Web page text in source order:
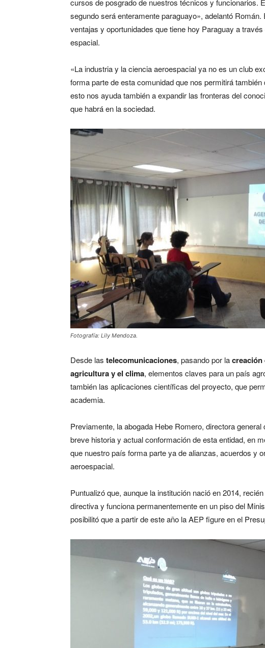
cursos de posgrado de nuestros técnicos y funcionarios.
segundo será enteramente paraguayo», adelantó
ventajas y oportunidades que tiene hoy Paraguay a
espacial.
«La industria y la ciencia aeroespacial ya no es un club
forma parte de esta comunidad que nos permitirá
esto nos ayuda también a expandir las fronteras del
que habrá en la sociedad.
Fotografía: Lily Mendoza.
Desde las telecomunicaciones, pasando por lacreación
agricultura y el clima, elementos claves para un país
también las aplicaciones científicas del proyecto, que
academia.
Previamente, la abogada Hebe Romero, directora
breve historia y actual conformación de esta entidad, en
que nuestro país forma parte ya de alianzas, acuerdos y
aeroespacial.
Puntualizó que, aunque la institución nació en 2014,
directiva y funciona permanentemente en un piso del
posibilitó que a partir de este año la AEP figure en el